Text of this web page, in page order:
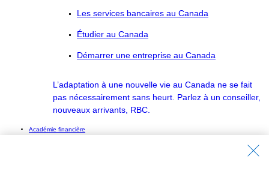
Les services bancaires au Canada
Étudier au Canada
Démarrer une entreprise au Canada
L’adaptation à une nouvelle vie au Canada ne se fait
pas nécessairement sans heurt. Parlez à un conseiller,
nouveaux arrivants, RBC.
Académie financière